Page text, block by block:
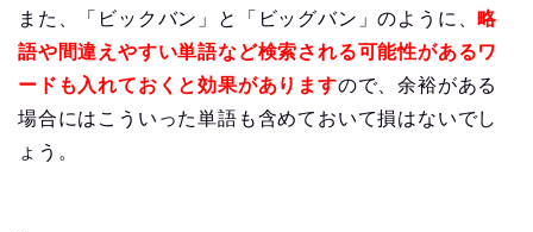
また、「ビックバン」と「ビッグバン」のように、略
語や間違えやすい単語など検索される可能性があるワ
ードも入れておくと効果がありますので、余裕がある
場合にはこういった単語も含めておいて損はないでし
ょう。